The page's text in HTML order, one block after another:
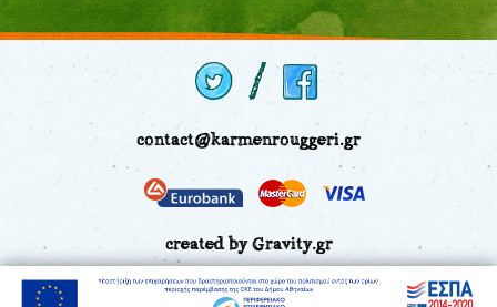
contact@karmenrouggeri.gr
created by Gravity.gr